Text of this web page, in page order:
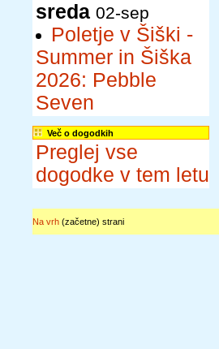
sreda 02-sep
Poletje v Šiški -
Summer in Šiška
2026: Pebble
Seven
Več o dogodkih
Preglej vse
dogodke v tem letu
Na vrh(začetne) strani